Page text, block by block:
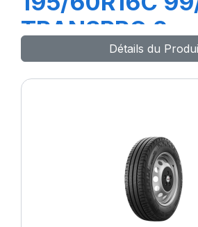
TRANSPRO 2
Détails du